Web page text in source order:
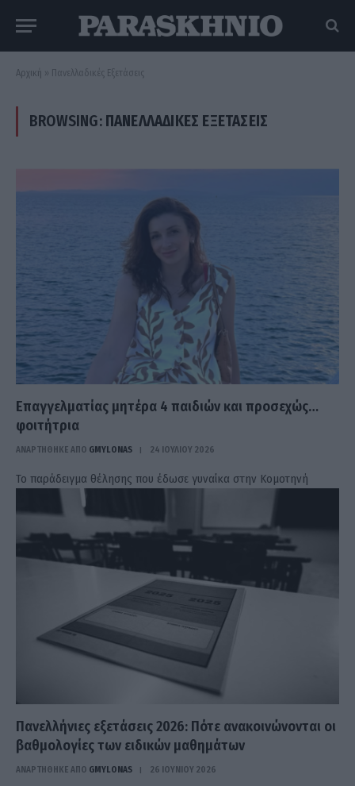
Αρχική » Πανελλαδικές Εξετάσεις
BROWSING: ΠΑΝΕΛΛΑΔΙΚΈΣ ΕΞΕΤΆΣΕΙΣ
Επαγγελματίας μητέρα 4 παιδιών και προσεχώς…
φοιτήτρια
ΑΝΑΡΤΗΘΗΚΕ ΑΠΟ GMYLONAS 24 ΙΟΥΛΊΟΥ 2026
Το παράδειγμα θέλησης που έδωσε γυναίκα στην Κομοτηνή
Πανελλήνιες εξετάσεις 2026: Πότε ανακοινώνονται οι
βαθμολογίες των ειδικών μαθημάτων
ΑΝΑΡΤΗΘΗΚΕ ΑΠΟ GMYLONAS 26 ΙΟΥΝΊΟΥ 2026